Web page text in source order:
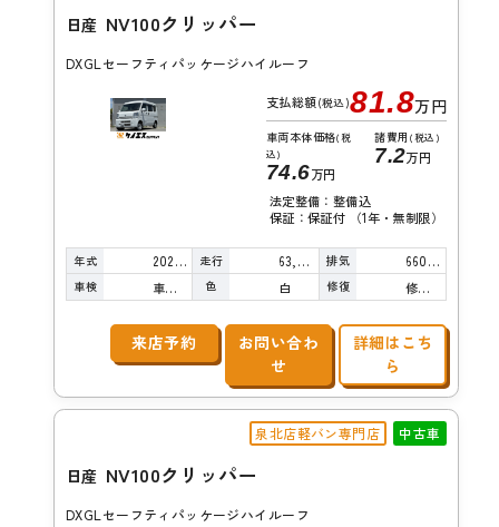
日産 NV100クリッパー
DXGLセーフティパッケージハイルーフ
支払総額(税込)81.8万円
車両本体価格(税
込)
74.6万円
諸費用 (税込)
7.2万円
法定整備：整備込
保証：保証付 （1年・無制限）
年式 2022年 走行 63,000km 排気 660cc
車検 車検整備付 色 白 修復 修復歴無し
来店予約
お問い合わ
せ
詳細はこち
ら
泉北店軽バン専門店 中古車
日産 NV100クリッパー
DXGLセーフティパッケージハイルーフ